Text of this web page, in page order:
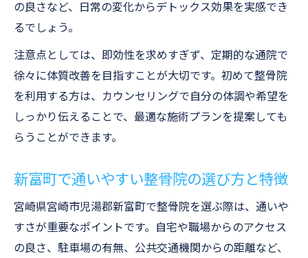
デトックス重視なら押さえたい整骨院活用術
日常生活で生かせる整骨院デトックス術
体質改善を目指す整骨院デトックス法
忙しい方におすすめの整骨院活用術
整骨院の通いやすさとデトックス対応を比
較
アクセス良好な整骨院の特徴と選び方
整骨院の受付時間や利便性のポイント
の良さなど、日常の変化からデトックス効果を実感でき
るでしょう。
注意点としては、即効性を求めすぎず、定期的な通院で
徐々に体質改善を目指すことが大切です。初めて整骨院
を利用する方は、カウンセリングで自分の体調や希望を
しっかり伝えることで、最適な施術プランを提案しても
らうことができます。
新富町で通いやすい整骨院の選び方と特徴
宮崎県宮崎市児湯郡新富町で整骨院を選ぶ際は、通いや
すさが重要なポイントです。自宅や職場からのアクセス
の良さ、駐車場の有無、公共交通機関からの距離など、